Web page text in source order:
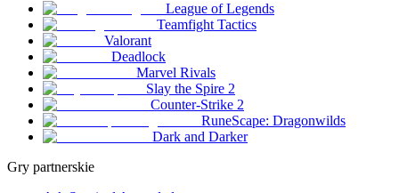
League of Legends
Teamfight Tactics
Valorant
Deadlock
Marvel Rivals
Slay the Spire 2
Counter-Strike 2
RuneScape: Dragonwilds
Dark and Darker
Gry partnerskie